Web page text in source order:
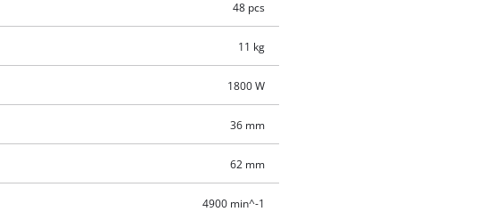
48 pcs
11 kg
1800 W
36 mm
62 mm
4900 min^-1